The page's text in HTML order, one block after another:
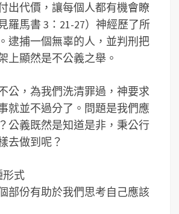
出代價，讓每個人都有機會瞭
羅馬書 3：21-27）神經歷了所
逮捕一個無辜的人，並判刑把
上顯然是不公義之舉。
公，為我們洗清罪過，神要求
就並不過分了。問題是我們應
公義既然是知道是非，秉公行
去做到呢？
形式
部份有助於我們思考自己應該